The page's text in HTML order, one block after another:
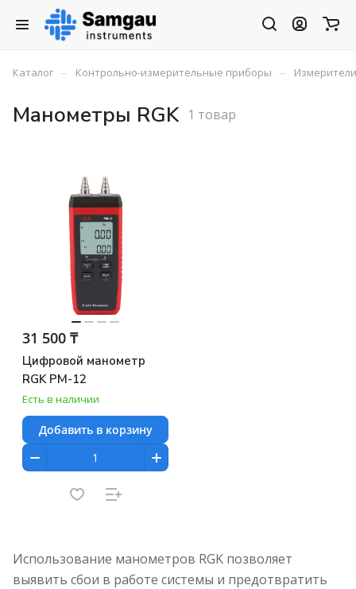
Каталог – Контрольно-измерительные приборы –
Манометры RGK 1 товар
31 500 ₸
Цифровой манометр
RGK PM-12
Есть в наличии
Добавить в корзину
Использование манометров RGK позволяет
выявить сбои в работе системы и предотвратить